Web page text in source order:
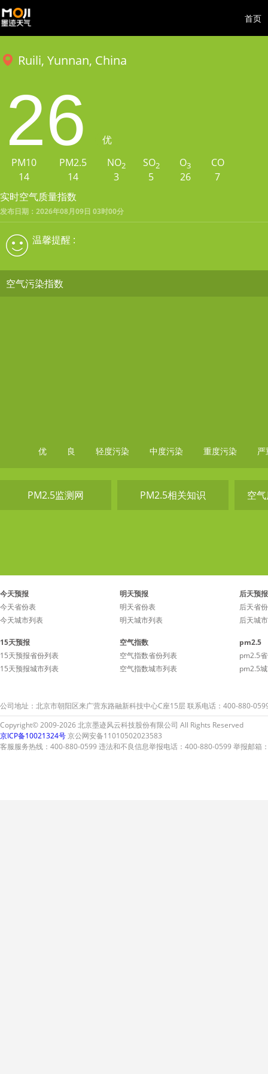
首页
Ruili, Yunnan, China
26
优
PM10
14
PM2.5
14
NO2
3
SO2
5
O3
26
CO
7
实时空气质量指数
发布日期：2026年08月09日 03时00分
温馨提醒 :
空气污染指数
优 良 轻度污染 中度污染 重度污染 严
PM2.5监测网 PM2.5相关知识 空
今天预报
今天省份表
今天城市列表
明天预报
明天省份表
明天城市列表
后天预报
后天省
后天城
15天预报
15天预报省份列表
15天预报城市列表
空气指数
空气指数省份列表
空气指数城市列表
pm2.5
pm2.5
pm2.5
公司地址：北京市朝阳区来广营东路融新科技中心C座15层 联系电话：400-880-
Copyright© 2009-2026 北京墨迹风云科技股份有限公司 All Rights Reserved
京ICP备10021324号京公网安备11010502023583
客服服务热线：400-880-0599 违法和不良信息举报电话：400-880-0599 举报邮箱